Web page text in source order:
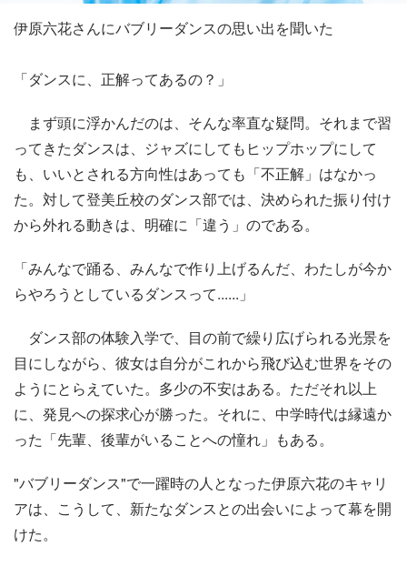
伊原六花さんにバブリーダンスの思い出を聞いた
「ダンスに、正解ってあるの？」
まず頭に浮かんだのは、そんな率直な疑問。それまで習
ってきたダンスは、ジャズにしてもヒップホップにして
も、いいとされる方向性はあっても「不正解」はなかっ
た。対して登美丘校のダンス部では、決められた振り付け
から外れる動きは、明確に「違う」のである。
「みんなで踊る、みんなで作り上げるんだ、わたしが今か
らやろうとしているダンスって......」
ダンス部の体験入学で、目の前で繰り広げられる光景を
目にしながら、彼女は自分がこれから飛び込む世界をその
ようにとらえていた。多少の不安はある。ただそれ以上
に、発見への探求心が勝った。それに、中学時代は縁遠か
った「先輩、後輩がいることへの憧れ」もある。
"バブリーダンス"で一躍時の人となった伊原六花のキャリ
アは、こうして、新たなダンスとの出会いによって幕を開
けた。